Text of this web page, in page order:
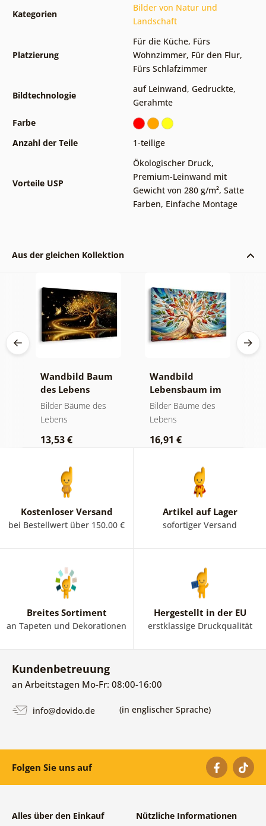
Kategorien
Bilder von Natur und
Landschaft
Platzierung
Für die Küche, Fürs
Wohnzimmer, Für den Flur,
Fürs Schlafzimmer
Bildtechnologie
auf Leinwand, Gedruckte,
Gerahmte
Farbe
Anzahl der Teile
1-teilige
Vorteile USP
Ökologischer Druck,
Premium-Leinwand mit
Gewicht von 280 g/m², Satte
Farben, Einfache Montage
Aus der gleichen Kollektion
Wandbild Baum
des Lebens
goldene Magie
Bilder Bäume des
Lebens
13,53 €
Wandbild
Lebensbaum im
bunten
Glasfenster
Bilder Bäume des
Lebens
16,91 €
Kostenloser Versand
bei Bestellwert über 150.00 €
Artikel auf Lager
sofortiger Versand
Breites Sortiment
an Tapeten und Dekorationen
Hergestellt in der EU
erstklassige Druckqualität
Kundenbetreuung
an Arbeitstagen Mo-Fr: 08:00-16:00
info@dovido.de (in englischer Sprache)
Folgen Sie uns auf
Alles über den Einkauf Nützliche Informationen